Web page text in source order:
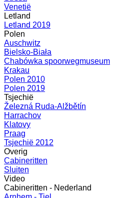
Venetië
Letland
Letland 2019
Polen
Auschwitz
Bielsko-Biała
Chabówka spoorwegmuseum
Krakau
Polen 2010
Polen 2019
Tsjechië
Železná Ruda-Alžbětín
Harrachov
Klatovy
Praag
Tsjechië 2012
Overig
Cabineritten
Sluiten
Video
Cabineritten - Nederland